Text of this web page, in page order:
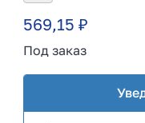
569,15 ₽
Под заказ